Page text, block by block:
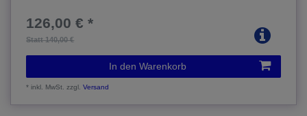
Statt 140,00 €
126,00 € *
In den Warenkorb
*inkl. MwSt. zzgl.Versand